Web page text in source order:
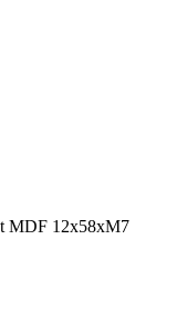
MDF 12x58xM7